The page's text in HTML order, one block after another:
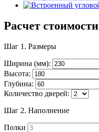
Расчет стоимости
Шаг 1. Размеры
Ширина (мм):
Высота:
Глубина:
Количество дверей:
Шаг 2. Наполнение
Полки